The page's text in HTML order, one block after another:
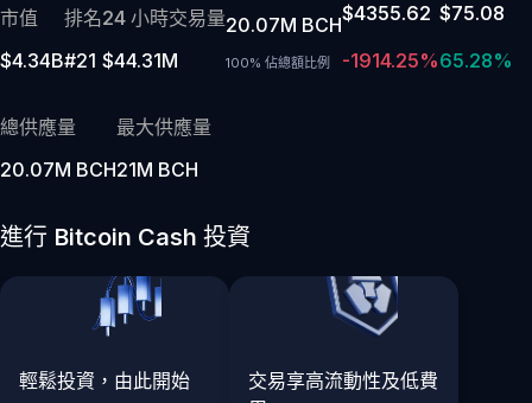
市值
$4.34B
排名
#21
24 小時交易量
$44.31M
20.07M BCH
100% 佔總額比例
$4355.62
-1914.25%
$75.08
65.28%
總供應量
20.07M BCH
最大供應量
21M BCH
進行 Bitcoin Cash 投資
輕鬆投資，由此開始
交易享高流動性及低費